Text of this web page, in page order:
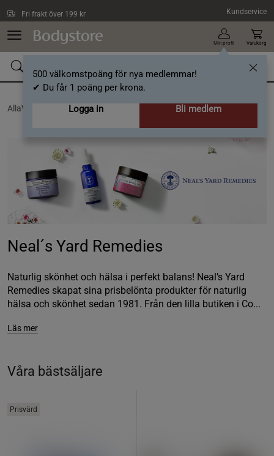
Fri frakt över 199 kr Kundservice
Min profil
500 välkomstpoäng för nya medlemmar!
✔ Du får 1 poäng per krona.
Logga in
Bli medlem
Varukorg
AllaVarumärken /Neal´s Yard Remedies
Neal´s Yard Remedies
Naturlig skönhet och hälsa i perfekt balans! Neal’s Yard
Remedies skapat sina prisbelönta produkter för naturlig
hälsa och skönhet sedan 1981. Från den lilla butiken i Co...
Läs mer
Våra bästsäljare
Prisvärd